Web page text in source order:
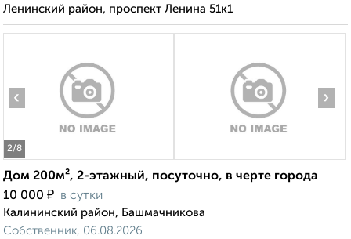
Ленинский район, проспект Ленина 51к1
2/8
‹ ›
Дом 200м², 2-этажный, посуточно, в черте города
10 000 ₽ в сутки
Калининский район, Башмачникова
Собственник, 06.08.2026